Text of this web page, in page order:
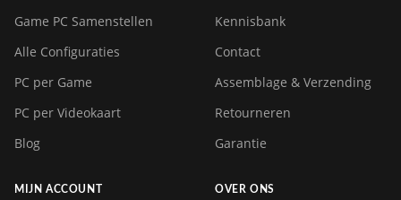
Game PC Samenstellen
Alle Configuraties
PC per Game
PC per Videokaart
Blog
Kennisbank
Contact
Assemblage & Verzending
Retourneren
Garantie
MIJN ACCOUNT OVER ONS